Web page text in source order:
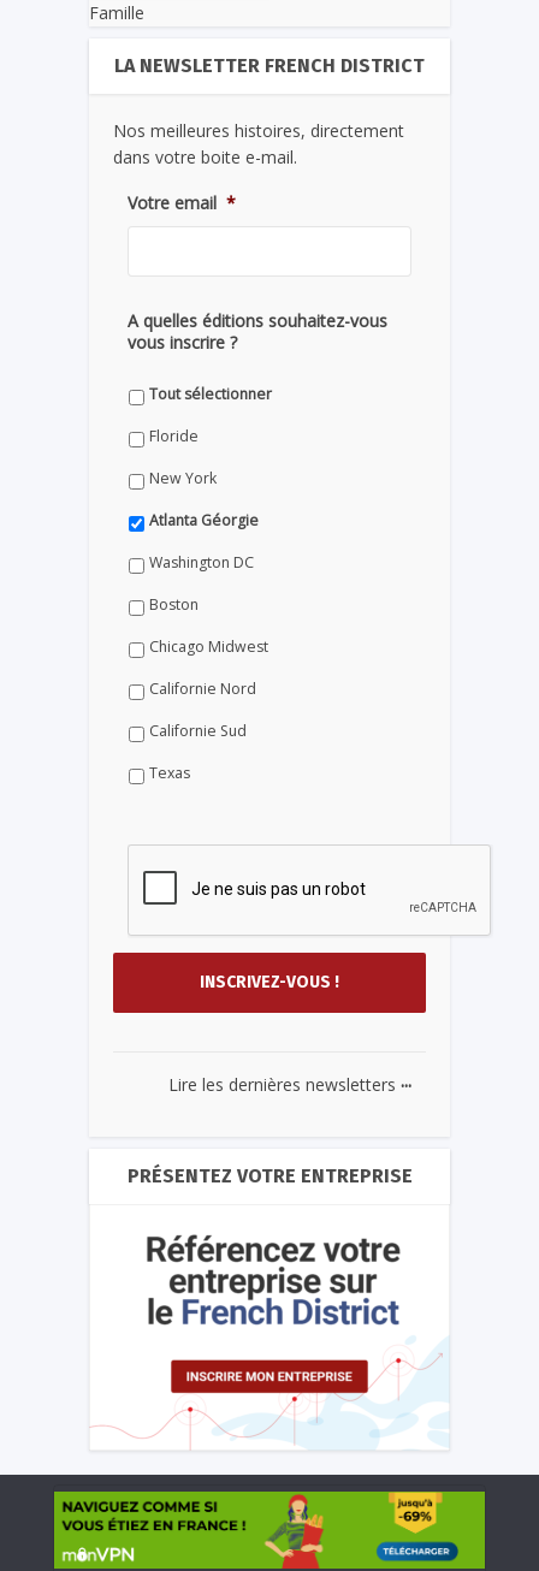
Famille
LA NEWSLETTER FRENCH DISTRICT
Nos meilleures histoires, directement
dans votre boite e-mail.
Votre email *
A quelles éditions souhaitez-vous
vous inscrire ?
Tout sélectionner
Floride
New York
Atlanta Géorgie
Washington DC
Boston
Chicago Midwest
Californie Nord
Californie Sud
Texas
Lire les dernières newsletters ...
PRÉSENTEZ VOTRE ENTREPRISE